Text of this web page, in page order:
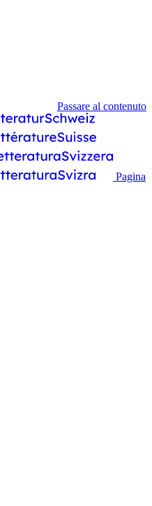
Passare al contenuto
Pagina